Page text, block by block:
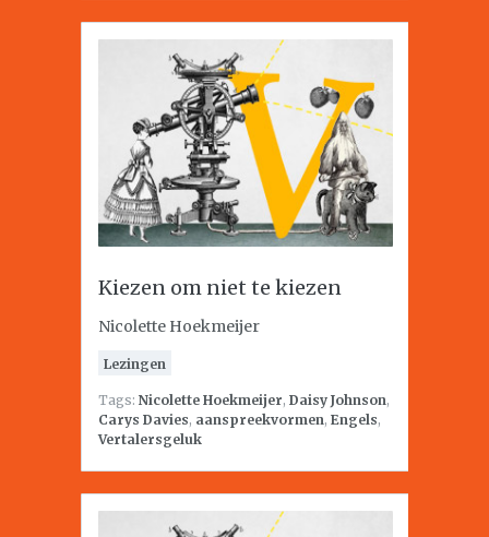
Kiezen om niet te kiezen
Nicolette Hoekmeijer
Lezingen
Tags: Nicolette Hoekmeijer, Daisy Johnson,
Carys Davies, aanspreekvormen, Engels,
Vertalersgeluk